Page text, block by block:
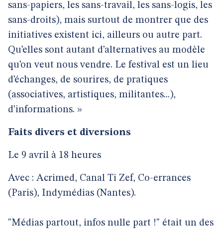
sans-papiers, les sans-travail, les sans-logis, les
sans-droits), mais surtout de montrer que des
initiatives existent ici, ailleurs ou autre part.
Qu’elles sont autant d’alternatives au modèle
qu’on veut nous vendre. Le festival est un lieu
d’échanges, de sourires, de pratiques
(associatives, artistiques, militantes...),
d’informations. »
Faits divers et diversions
Le 9 avril à 18 heures
Avec : Acrimed, Canal Ti Zef, Co-errances
(Paris), Indymédias (Nantes).
"Médias partout, infos nulle part !" était un des